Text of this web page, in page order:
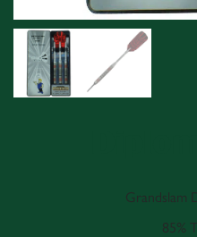
Grandslam
85%